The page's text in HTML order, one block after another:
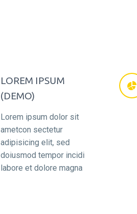
LOREM IPSUM
(DEMO)
Lorem ipsum dolor sit
ametcon sectetur
adipisicing elit, sed
doiusmod tempor incidi
labore et dolore magna

